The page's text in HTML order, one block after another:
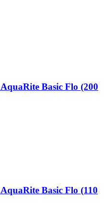
Basic Flo (200
Basic Flo (110